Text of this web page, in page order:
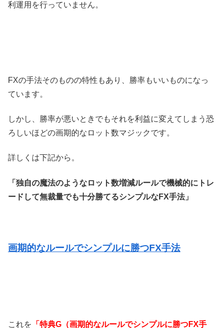
利運用を行っていません。
FXの手法そのものの特性もあり、勝率もいいものになっ
ています。
しかし、勝率が悪いときでもそれを利益に変えてしまう恐
ろしいほどの画期的なロット数マジックです。
詳しくは下記から。
「独自の魔法のようなロット数増減ルールで機械的にトレ
ードして無裁量でも十分勝てるシンプルなFX手法」
画期的なルールでシンプルに勝つFX手法
これを 「特典G（画期的なルールでシンプルに勝つFX手